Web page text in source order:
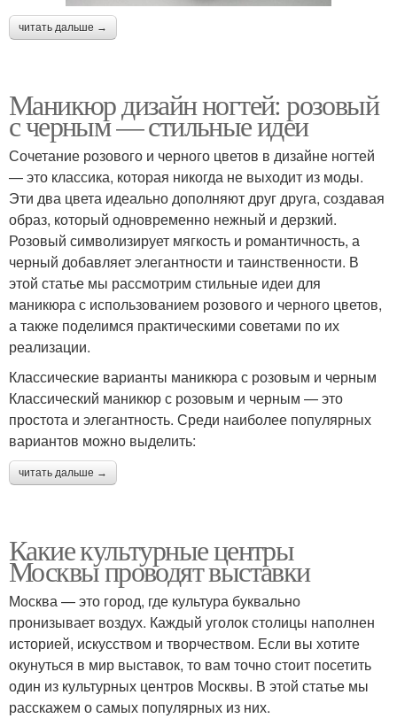
читать дальше →
Маникюр дизайн ногтей: розовый
с черным — стильные идеи
Сочетание розового и черного цветов в дизайне ногтей
— это классика, которая никогда не выходит из моды.
Эти два цвета идеально дополняют друг друга, создавая
образ, который одновременно нежный и дерзкий.
Розовый символизирует мягкость и романтичность, а
черный добавляет элегантности и таинственности. В
этой статье мы рассмотрим стильные идеи для
маникюра с использованием розового и черного цветов,
а также поделимся практическими советами по их
реализации.
Классические варианты маникюра с розовым и черным
Классический маникюр с розовым и черным — это
простота и элегантность. Среди наиболее популярных
вариантов можно выделить:
читать дальше →
Какие культурные центры
Москвы проводят выставки
Москва — это город, где культура буквально
пронизывает воздух. Каждый уголок столицы наполнен
историей, искусством и творчеством. Если вы хотите
окунуться в мир выставок, то вам точно стоит посетить
один из культурных центров Москвы. В этой статье мы
расскажем о самых популярных из них.